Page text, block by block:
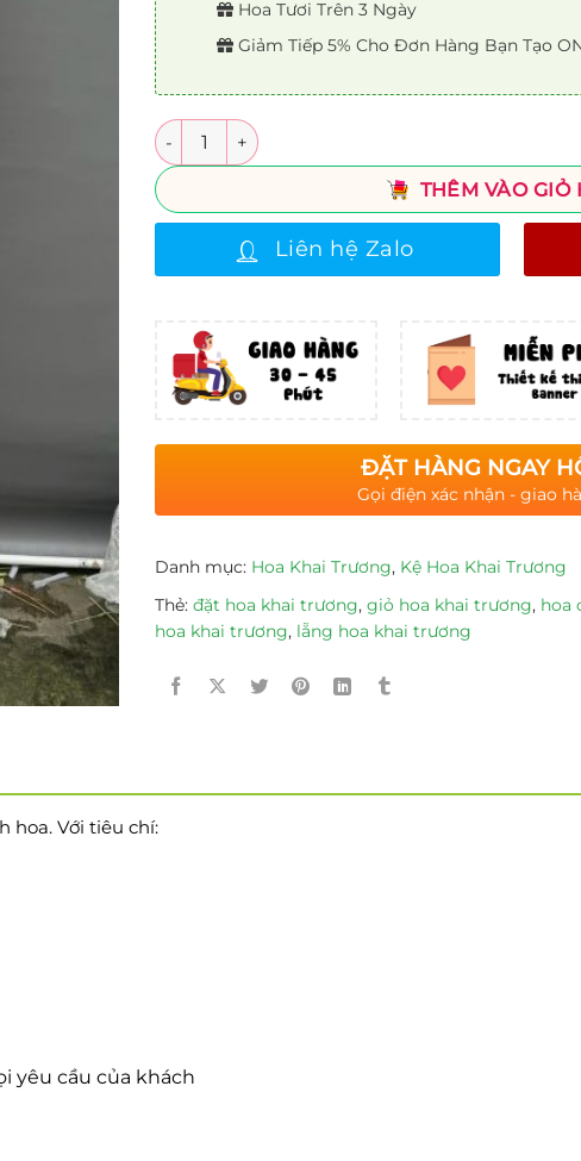
Hoa Tươi Trên 3 Ngày
Giảm Tiếp 5% Cho Đơn Hàng Bạn Tạo
Số lượng
THÊM VÀO GIỎ
Liên hệ Zalo
ĐẶT HÀNG NGAY
Gọi điện xác nhận - giao
Danh mục: Hoa Khai Trương, Kệ Hoa Khai Trương
Thẻ: đặt hoa khai trương, giỏ hoa khai trương, hoa
hoa khai trương, lẵng hoa khai trương
hoa. Với tiêu chí:
yêu cầu của khách